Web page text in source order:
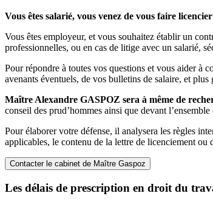
Vous êtes salarié, vous venez de vous faire
Vous êtes employeur, et vous souhaitez établir un
professionnelles, ou en cas de litige avec un salarié,
Pour répondre à toutes vos questions et vous aider à
avenants éventuels, de vos bulletins de salaire, et
Maître Alexandre GASPOZ sera à même de
conseil des prud’hommes ainsi que devant
Pour élaborer votre défense, il analysera les règles
applicables, le contenu de la lettre de licenciement ou
Contacter le cabinet de Maître Gaspoz
Les délais de prescription en droit du